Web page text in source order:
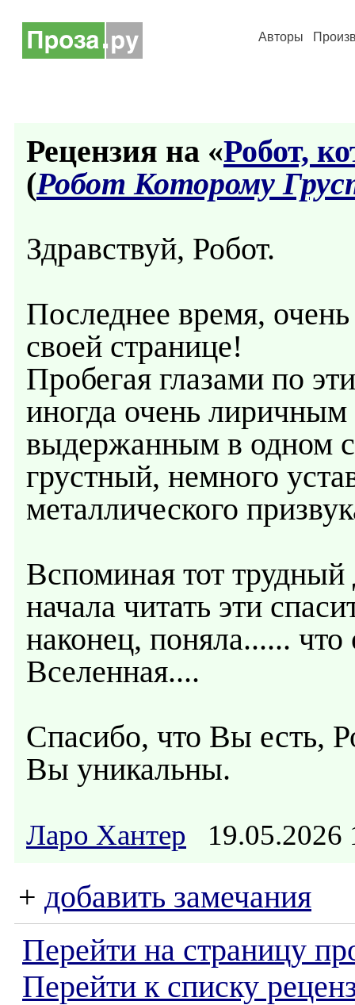
Авторы
Рецензия на «Робот,
(Робот Которому
Здравствуй, Робот.
Последнее время,
своей странице!
Пробегая глазами по
иногда очень лиричным
выдержанным в одном
грустный, немного
металлического
Вспоминая тот
начала читать эти
наконец, поняла......
Вселенная....
Спасибо, что Вы есть,
Вы уникальны.
Ларо Хантер
+ добавить замечания
Перейти на страницу
Перейти к списку